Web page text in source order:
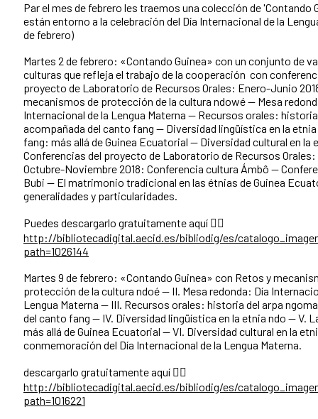
Par el mes de febrero les traemos una colección de 'Contando
están entorno a la celebración del Día Internacional de la
de febrero)
Martes 2 de febrero: «Contando Guinea» con un conjunto de
culturas que refleja el trabajo de la cooperación con
proyecto de Laboratorio de Recursos Orales: Enero-Junio
mecanismos de protección de la cultura ndowé -- Mesa
Internacional de la Lengua Materna -- Recursos orales:
acompañada del canto fang -- Diversidad lingüística en la
fang: más allá de Guinea Ecuatorial -- Diversidad cultural en la
Conferencias del proyecto de Laboratorio de Recursos
Octubre-Noviembre 2018: Conferencia cultura Ámbô --
Bubi -- El matrimonio tradicional en las étnias de Guinea
generalidades y particularidades.
Puedes descargarlo gratuitamente aquí 👇🏾
http://bibliotecadigital.aecid.es/bibliodig/es/
path=1026144
Martes 9 de febrero: «Contando Guinea» con Retos y
protección de la cultura ndoé -- II. Mesa redonda: Día
Lengua Materna -- III. Recursos orales: historia del arpa
del canto fang -- IV. Diversidad lingüística en la etnia ndo -- V.
más allá de Guinea Ecuatorial -- VI. Diversidad cultural en la
conmemoración del Día Internacional de la Lengua Materna.
descargarlo gratuitamente aquí 👇🏾
http://bibliotecadigital.aecid.es/bibliodig/es/
path=1016221